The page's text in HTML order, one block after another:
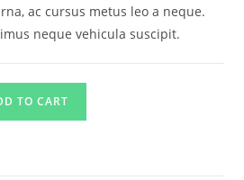
ac cursus metus leo a neque.
neque vehicula suscipit.
TO CART